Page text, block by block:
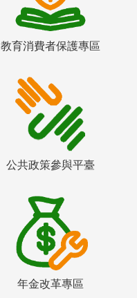
教育消費者保護專區
公共政策參與平臺
年金改革專區